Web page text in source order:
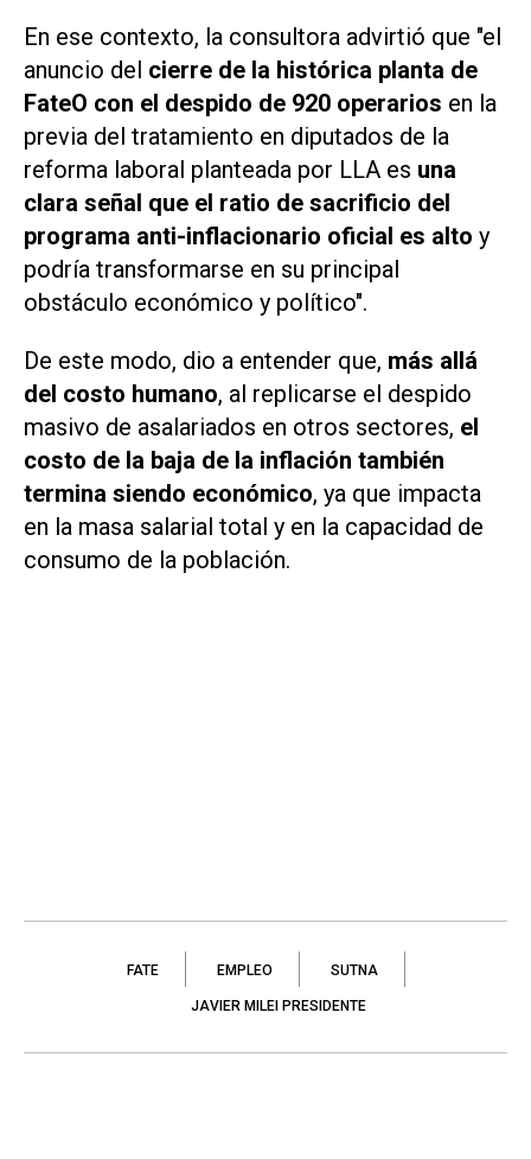
En ese contexto, la consultora advirtió que "el
anuncio del cierre de la histórica planta de
FateO con el despido de 920 operarios en la
previa del tratamiento en diputados de la
reforma laboral planteada por LLA es una
clara señal que el ratio de sacrificio del
programa anti-inflacionario oficial es alto y
podría transformarse en su principal
obstáculo económico y político".
De este modo, dio a entender que, más allá
del costo humano, al replicarse el despido
masivo de asalariados en otros sectores, el
costo de la baja de la inflación también
termina siendo económico, ya que impacta
en la masa salarial total y en la capacidad de
consumo de la población.
FATE EMPLEO SUTNA
JAVIER MILEI PRESIDENTE